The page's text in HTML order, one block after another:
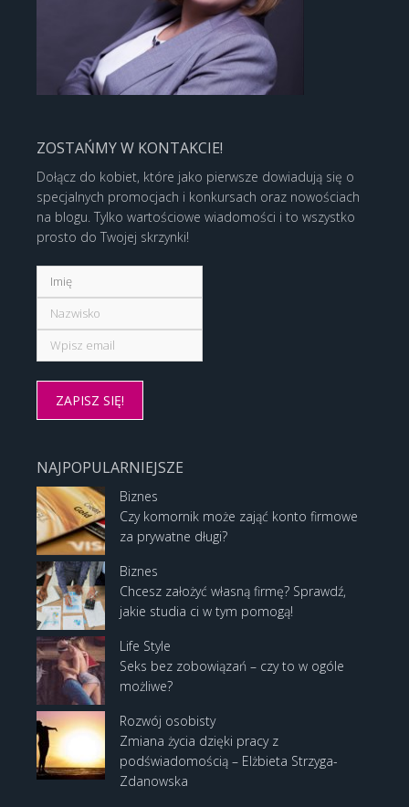
ZOSTAŃMY W KONTAKCIE!
Dołącz do kobiet, które jako pierwsze dowiadują się o
specjalnych promocjach i konkursach oraz nowościach
na blogu. Tylko wartościowe wiadomości i to wszystko
prosto do Twojej skrzynki!
NAJPOPULARNIEJSZE
Biznes
Czy komornik może zająć konto firmowe
za prywatne długi?
Biznes
Chcesz założyć własną firmę? Sprawdź,
jakie studia ci w tym pomogą!
Life Style
Seks bez zobowiązań – czy to w ogóle
możliwe?
Rozwój osobisty
Zmiana życia dzięki pracy z
podświadomością – Elżbieta Strzyga-
Zdanowska